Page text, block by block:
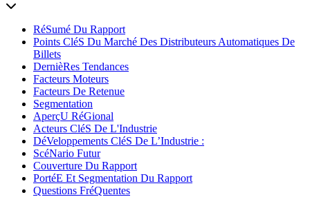
RéSumé Du Rapport
Points CléS Du Marché Des Distributeurs Automatiques De
Billets
DernièRes Tendances
Facteurs Moteurs
Facteurs De Retenue
Segmentation
AperçU RéGional
Acteurs CléS De L'Industrie
DéVeloppements CléS De L’Industrie :
ScéNario Futur
Couverture Du Rapport
PortéE Et Segmentation Du Rapport
Questions FréQuentes